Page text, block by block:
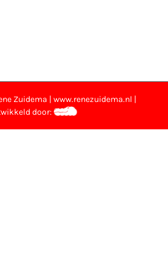
Zuidema | www.renezuidema.nl |
door: